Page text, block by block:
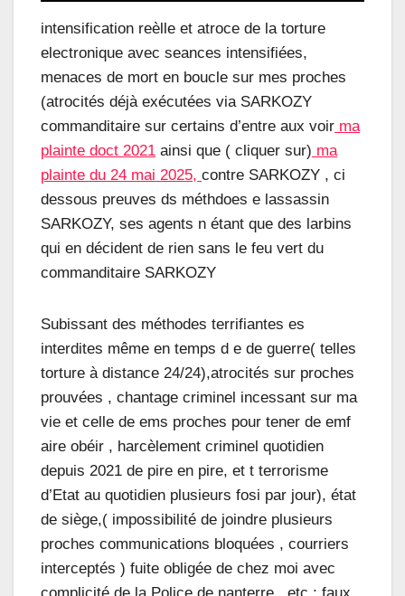
intensification reèlle et atroce de la torture
electronique avec seances intensifiées,
menaces de mort en boucle sur mes proches
(atrocités déjà exécutées via SARKOZY
commanditaire sur certains d’entre aux voir ma
plainte doct 2021 ainsi que ( cliquer sur) ma
plainte du 24 mai 2025, contre SARKOZY , ci
dessous preuves ds méthdoes e lassassin
SARKOZY, ses agents n étant que des larbins
qui en décident de rien sans le feu vert du
commanditaire SARKOZY
Subissant des méthodes terrifiantes es
interdites même en temps d e de guerre( telles
torture à distance 24/24),atrocités sur proches
prouvées , chantage criminel incessant sur ma
vie et celle de ems proches pour tener de emf
aire obéir , harcèlement criminel quotidien
depuis 2021 de pire en pire, et t terrorisme
d’Etat au quotidien plusieurs fosi par jour), état
de siège,( impossibilité de joindre plusieurs
proches communications bloquées , courriers
interceptés ) fuite obligée de chez moi avec